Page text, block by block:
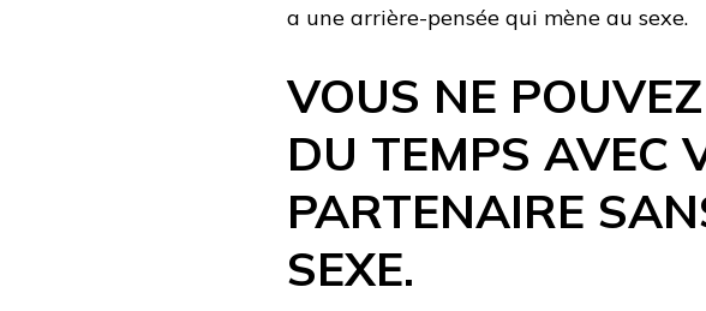
a une arrière-pensée qui mène au sexe.
VOUS NE
DU TEMPS AVEC
PARTENAIRE
SEXE.